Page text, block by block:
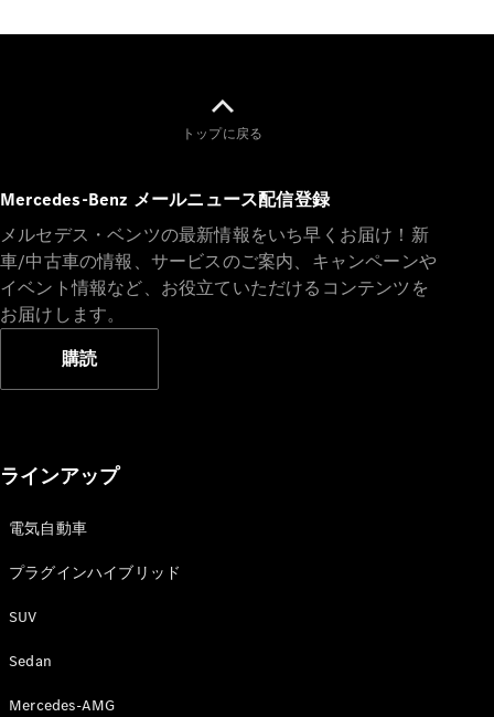
トップに戻る
Mercedes-Benz メールニュース配信登録
メルセデス・ベンツの最新情報をいち早くお届け！新
車/中古車の情報、サービスのご案内、キャンペーンや
イベント情報など、お役立ていただけるコンテンツを
お届けします。
購読
ラインアップ
電気自動車
プラグインハイブリッド
SUV
Sedan
Mercedes-AMG